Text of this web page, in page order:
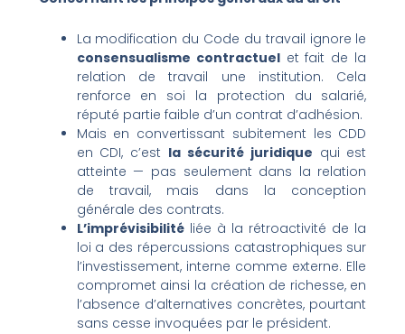
La modification du Code du travail ignore le
consensualisme contractuelet fait de la
relation de travail une institution. Cela
renforce en soi la protection du salarié,
réputé partie faible d’un contrat d’adhésion.
Mais en convertissant subitement les CDD
en CDI, c’est la sécurité juridique qui est
atteinte — pas seulement dans la relation
de travail, mais dans la conception
générale des contrats.
L’imprévisibilitéliée à la rétroactivité de la
loi a des répercussions catastrophiques sur
l’investissement, interne comme externe. Elle
compromet ainsi la création de richesse, en
l’absence d’alternatives concrètes, pourtant
sans cesse invoquées par le président.